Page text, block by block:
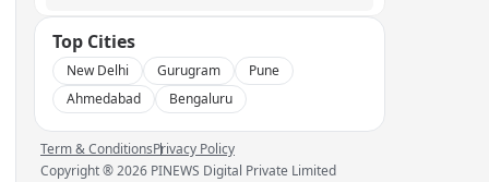
Top Cities
New Delhi Gurugram
Pune
Ahmedabad
Bengaluru
Term & ConditionsPrivacy Policy
Copyright ®2026 PINEWS Digital Private Limited